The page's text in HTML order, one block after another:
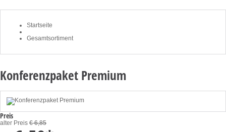
Startseite
Gesamtsortiment
Konferenzpaket Premium
Preis
alter Preis € 6,85